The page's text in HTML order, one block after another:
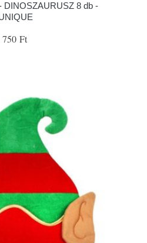
DINOSZAURUSZ 8 db -
750 Ft